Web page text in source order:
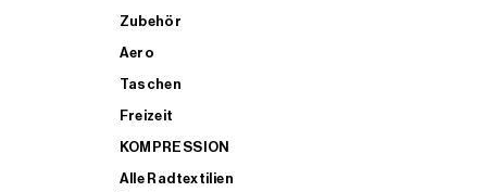
Zubehör
Aero
Taschen
Freizeit
KOMPRESSION
Alle Radtextilien